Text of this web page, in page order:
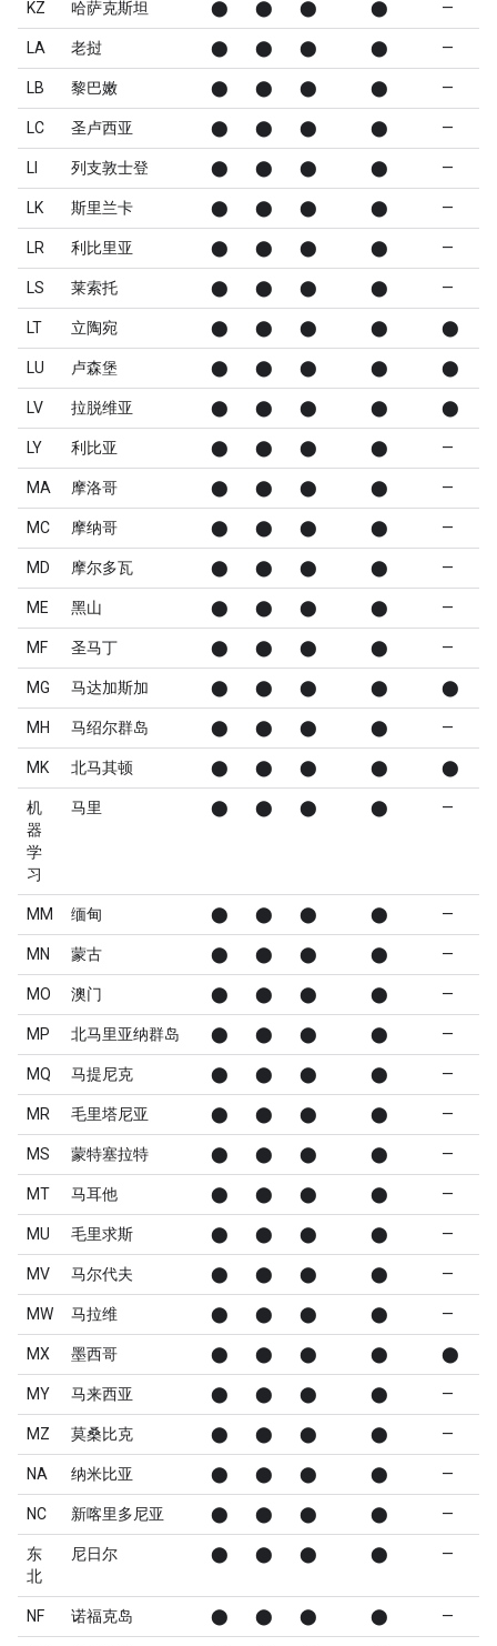
KZ 哈萨克斯坦 ⬤ ⬤ ⬤ ⬤ —
LA 老挝 ⬤ ⬤ ⬤ ⬤ —
LB 黎巴嫩 ⬤ ⬤ ⬤ ⬤ —
LC 圣卢西亚 ⬤ ⬤ ⬤ ⬤ —
LI 列支敦士登 ⬤ ⬤ ⬤ ⬤ —
LK 斯里兰卡 ⬤ ⬤ ⬤ ⬤ —
LR 利比里亚 ⬤ ⬤ ⬤ ⬤ —
LS 莱索托 ⬤ ⬤ ⬤ ⬤ —
LT 立陶宛 ⬤ ⬤ ⬤ ⬤ ⬤
LU 卢森堡 ⬤ ⬤ ⬤ ⬤ ⬤
LV 拉脱维亚 ⬤ ⬤ ⬤ ⬤ ⬤
LY 利比亚 ⬤ ⬤ ⬤ ⬤ —
MA 摩洛哥 ⬤ ⬤ ⬤ ⬤ —
MC 摩纳哥 ⬤ ⬤ ⬤ ⬤ —
MD 摩尔多瓦 ⬤ ⬤ ⬤ ⬤ —
ME 黑山 ⬤ ⬤ ⬤ ⬤ —
MF 圣马丁 ⬤ ⬤ ⬤ ⬤ —
MG 马达加斯加 ⬤ ⬤ ⬤ ⬤ ⬤
MH 马绍尔群岛 ⬤ ⬤ ⬤ ⬤ —
MK 北马其顿 ⬤ ⬤ ⬤ ⬤ ⬤
机
器
学
习
马里 ⬤ ⬤ ⬤ ⬤ —
MM 缅甸 ⬤ ⬤ ⬤ ⬤ —
MN 蒙古 ⬤ ⬤ ⬤ ⬤ —
MO 澳门 ⬤ ⬤ ⬤ ⬤ —
MP 北马里亚纳群岛 ⬤ ⬤ ⬤ ⬤ —
MQ 马提尼克 ⬤ ⬤ ⬤ ⬤ —
MR 毛里塔尼亚 ⬤ ⬤ ⬤ ⬤ —
MS 蒙特塞拉特 ⬤ ⬤ ⬤ ⬤ —
MT 马耳他 ⬤ ⬤ ⬤ ⬤ —
MU 毛里求斯 ⬤ ⬤ ⬤ ⬤ —
MV 马尔代夫 ⬤ ⬤ ⬤ ⬤ —
MW 马拉维 ⬤ ⬤ ⬤ ⬤ —
MX 墨西哥 ⬤ ⬤ ⬤ ⬤ ⬤
MY 马来西亚 ⬤ ⬤ ⬤ ⬤ —
MZ 莫桑比克 ⬤ ⬤ ⬤ ⬤ —
NA 纳米比亚 ⬤ ⬤ ⬤ ⬤ —
NC 新喀里多尼亚 ⬤ ⬤ ⬤ ⬤ —
东
北
尼日尔 ⬤ ⬤ ⬤ ⬤ —
NF 诺福克岛 ⬤ ⬤ ⬤ ⬤ —